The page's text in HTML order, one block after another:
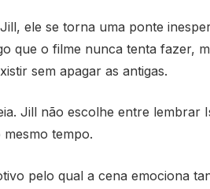
ele se torna uma ponte
que o filme nunca tenta fazer,
sem apagar as antigas.
Jill não escolhe entre lembrar
mesmo tempo.
pelo qual a cena emociona